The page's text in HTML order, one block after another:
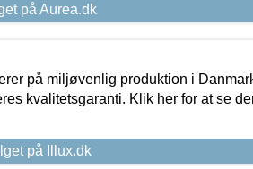
på Aurea.dk
på miljøvenlig produktion i
kvalitetsgaranti. Klik her for at se
på Illux.dk